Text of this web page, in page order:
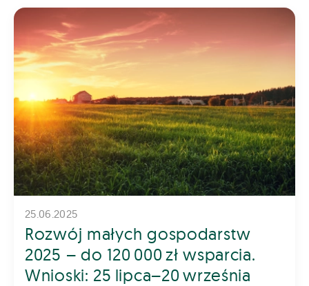
25.06.2025
Rozwój małych gospodarstw
2025 – do 120 000 zł wsparcia.
Wnioski: 25 lipca–20 września